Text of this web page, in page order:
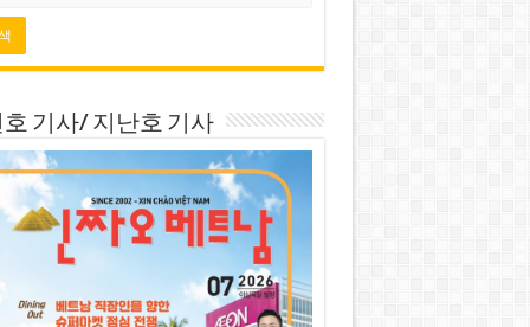
기사/ 지난호 기사